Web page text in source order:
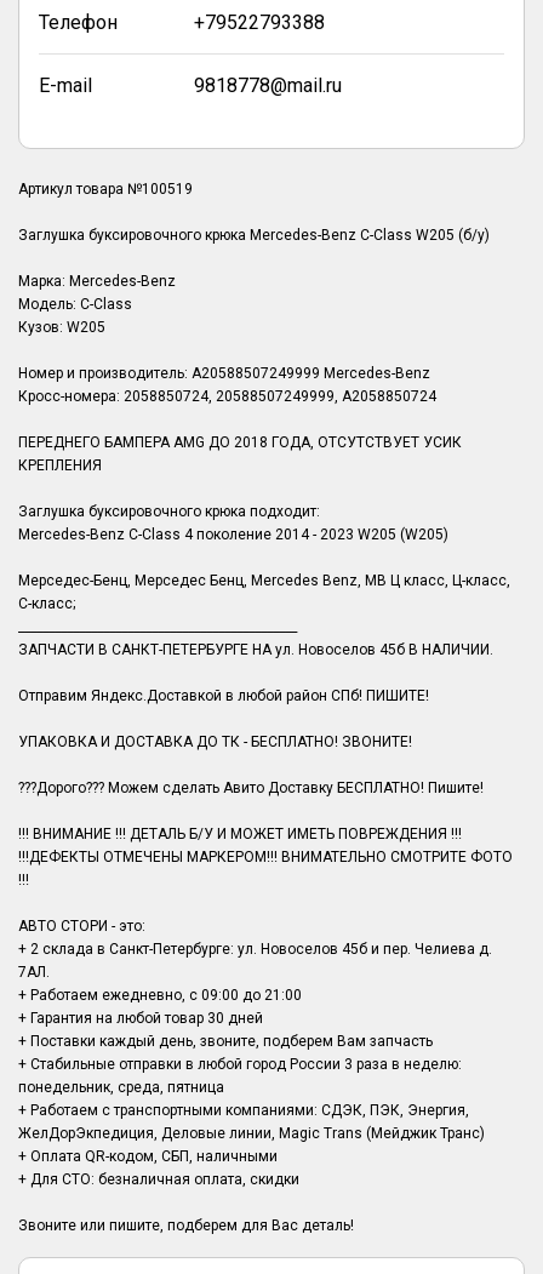
Телефон +79522793388
E-mail 9818778@mail.ru
Артикул товара №100519
Заглушка буксировочного крюка Mercedes-Benz C-Class W205 (б/у)
Марка: Mercedes-Benz
Модель: C-Class
Кузов: W205
Номер и производитель: A20588507249999 Mercedes-Benz
Кросс-номера: 2058850724, 20588507249999, A2058850724
ПЕРЕДНЕГО БАМПЕРА AMG ДО 2018 ГОДА, ОТСУТСТВУЕТ УСИК
КРЕПЛЕНИЯ
Заглушка буксировочного крюка подходит:
Mercedes-Benz C-Class 4 поколение 2014 - 2023 W205 (W205)
Мерседес-Бенц, Мерседес Бенц, Mercedes Benz, MB Ц класс, Ц-класс,
C-класс;
ЗАПЧАСТИ В САНКТ-ПЕТЕРБУРГЕ НА ул. Новоселов 45б В НАЛИЧИИ.
Отправим Яндекс.Доставкой в любой район СПб! ПИШИТЕ!
УПАКОВКА И ДОСТАВКА ДО ТК - БЕСПЛАТНО! ЗВОНИТЕ!
???Дорого??? Можем сделать Авито Доставку БЕСПЛАТНО! Пишите!
!!! ВНИМАНИЕ !!! ДЕТАЛЬ Б/У И МОЖЕТ ИМЕТЬ ПОВРЕЖДЕНИЯ !!!
!!!ДЕФЕКТЫ ОТМЕЧЕНЫ МАРКЕРОМ!!! ВНИМАТЕЛЬНО СМОТРИТЕ ФОТО
!!!
АВТО СТОРИ - это:
+ 2 склада в Санкт-Петербурге: ул. Новоселов 45б и пер. Челиева д.
7АЛ.
+ Работаем ежедневно, с 09:00 до 21:00
+ Гарантия на любой товар 30 дней
+ Поставки каждый день, звоните, подберем Вам запчасть
+ Стабильные отправки в любой город России 3 раза в неделю:
понедельник, среда, пятница
+ Работаем с транспортными компаниями: СДЭК, ПЭК, Энергия,
ЖелДорЭкпедиция, Деловые линии, Magic Trans (Мейджик Транс)
+ Оплата QR-кодом, СБП, наличными
+ Для СТО: безналичная оплата, скидки